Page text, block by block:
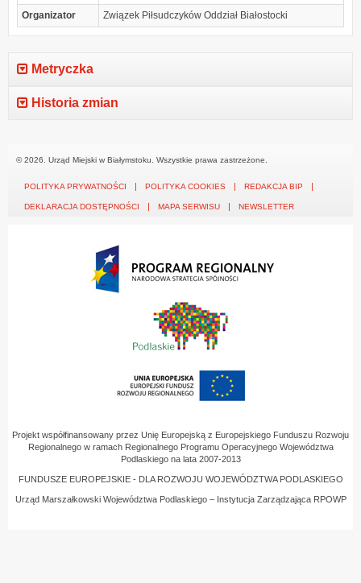
Organizator
Związek Piłsudczyków Oddział Białostocki
Metryczka
Historia zmian
© 2026. Urząd Miejski w Białymstoku. Wszystkie prawa zastrzeżone.
POLITYKA PRYWATNOŚCI POLITYKA COOKIES REDAKCJA BIP
DEKLARACJA DOSTĘPNOŚCI MAPA SERWISU NEWSLETTER
Projekt współfinansowany przez Unię Europejską z Europejskiego Funduszu Rozwoju
Regionalnego w ramach Regionalnego Programu Operacyjnego Województwa
Podlaskiego na lata 2007-2013
FUNDUSZE EUROPEJSKIE - DLA ROZWOJU WOJEWÓDZTWA PODLASKIEGO
Urząd Marszałkowski Województwa Podlaskiego – Instytucja Zarządzająca RPOWP